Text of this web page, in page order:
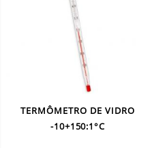
TERMÔMETRO DE VIDRO
-10+150:1°C